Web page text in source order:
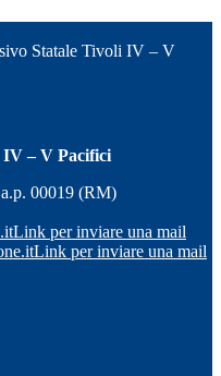
Statale Tivoli IV – V
IV – V Pacifici
00019 (RM)
Link per inviare una mail
Link per inviare una mail